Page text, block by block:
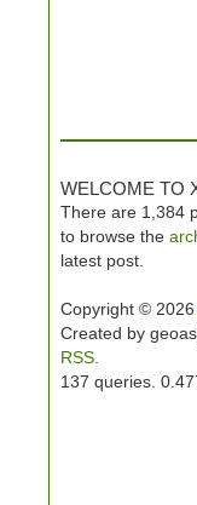
WELCOME TO
There are 1,384
to browse the
latest post.
Copyright © 2026
Created by
RSS
137 queries.